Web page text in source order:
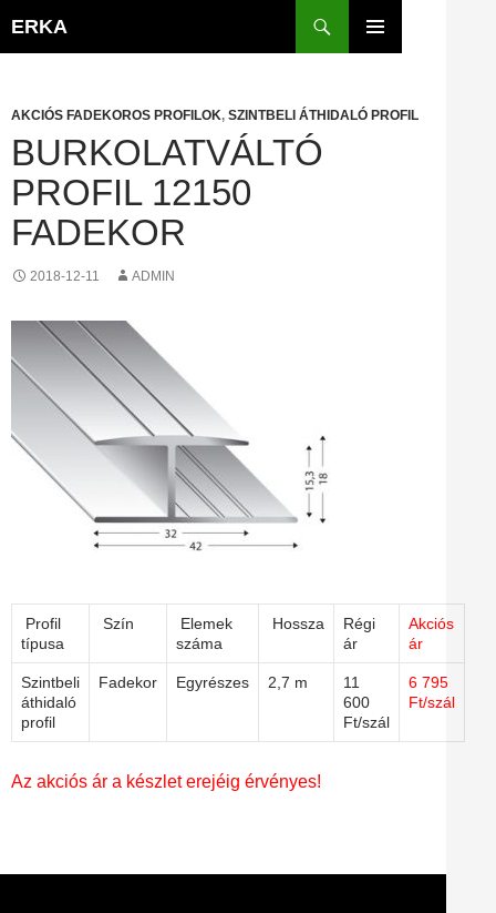
ERKA
AKCIÓS FADEKOROS PROFILOK, SZINTBELI ÁTHIDALÓ PROFIL
BURKOLATVÁLTÓ
PROFIL 12150
FADEKOR
2018-12-11 ADMIN
Profil
típusa
Szín
Elemek
száma
Hossza
Régi
ár
Akciós
ár
Szintbeli
áthidaló
profil
Fadekor Egyrészes 2,7 m
11
600
Ft/szál
6 795
Ft/szál
Az akciós ár a készlet erejéig érvényes!